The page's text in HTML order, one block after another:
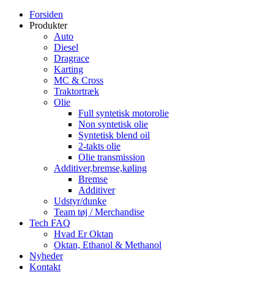
Forsiden
Produkter
Auto
Diesel
Dragrace
Karting
MC & Cross
Traktortræk
Olie
Full syntetisk motorolie
Non syntetisk olie
Syntetisk blend oil
2-takts olie
Olie transmission
Additiver,bremse,køling
Bremse
Additiver
Udstyr/dunke
Team tøj / Merchandise
Tech FAQ
Hvad Er Oktan
Oktan, Ethanol & Methanol
Nyheder
Kontakt